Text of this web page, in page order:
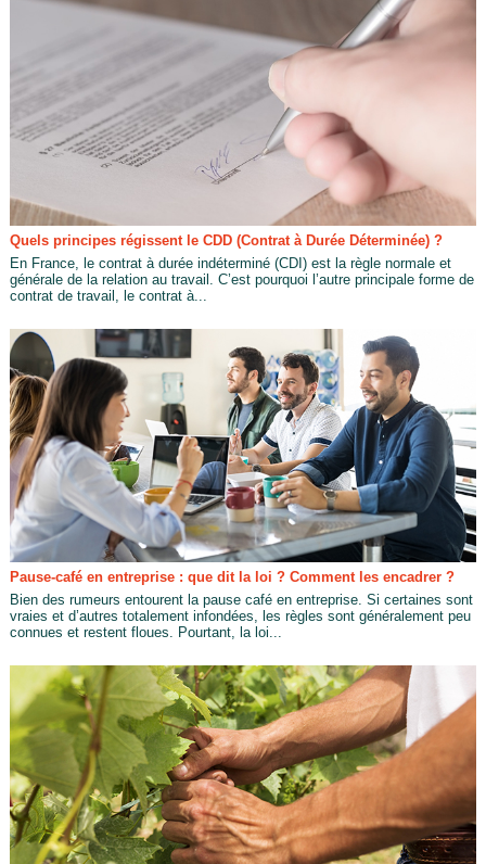
Quels principes régissent le CDD (Contrat à Durée Déterminée) ?
En France, le contrat à durée indéterminé (CDI) est la règle normale et
générale de la relation au travail. C’est pourquoi l’autre principale forme de
contrat de travail, le contrat à...
Pause-café en entreprise : que dit la loi ? Comment les encadrer ?
Bien des rumeurs entourent la pause café en entreprise. Si certaines sont
vraies et d’autres totalement infondées, les règles sont généralement peu
connues et restent floues. Pourtant, la loi...